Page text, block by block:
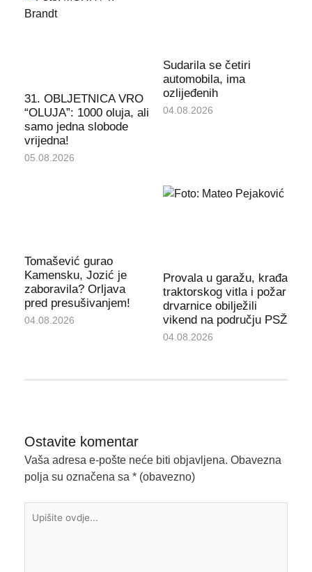
31. OBLJETNICA VRO
“OLUJA”: 1000 oluja, ali
samo jedna slobode
vrijedna!
05.08.2026
Sudarila se četiri
automobila, ima
ozlijeđenih
04.08.2026
Tomašević gurao
Kamensku, Jozić je
zaboravila? Orljava
pred presušivanjem!
04.08.2026
Provala u garažu, krađa
traktorskog vitla i požar
drvarnice obilježili
vikend na području PSŽ
04.08.2026
Ostavite komentar
Vaša adresa e-pošte neće biti objavljena. Obavezna
polja su označena sa * (obavezno)
ovdje...